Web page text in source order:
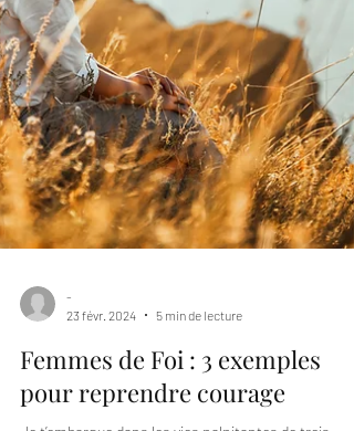
-
23 févr. 2024
5 min de lecture